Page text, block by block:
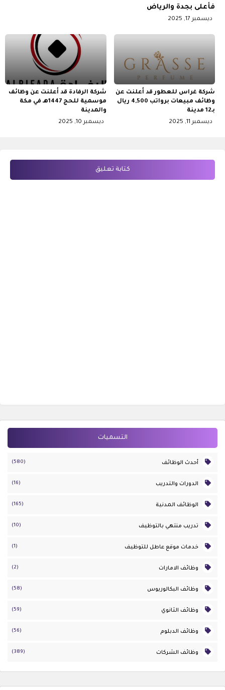
فأعلى بجدة والرياض
ديسمبر 17, 2025
شركة غراس للعطور قد أعلنت عن
وظائف مبيعات برواتب 4,500 ريال
بـ12 مدينة
ديسمبر 11, 2025
شركة الرفادة قد أعلنت عن وظائف
موسمية للحج 1447هـ في مكة
والمدينة
ديسمبر 10, 2025
كتابة تعليق
التسميات
أحدث الوظائف (580)
الدورات والتدريب (16)
الوظائف المدنية (165)
تدريب منتهي بالتوظيف (10)
خدمات موقع عاطل للتوظيف (1)
وظائف الامارات (2)
وظائف البكالوريوس (58)
وظائف الثانوي (59)
وظائف الدبلوم (56)
وظائف الشركات (389)